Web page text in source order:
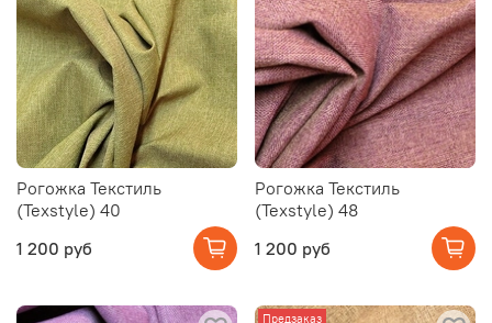
Рогожка Текстиль
(Texstyle) 40
1 200 руб
Рогожка Текстиль
(Texstyle) 48
1 200 руб
Предзаказ